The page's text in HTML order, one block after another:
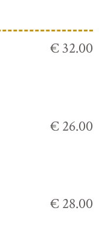
€ 32.00
€ 26.00
€ 28.00